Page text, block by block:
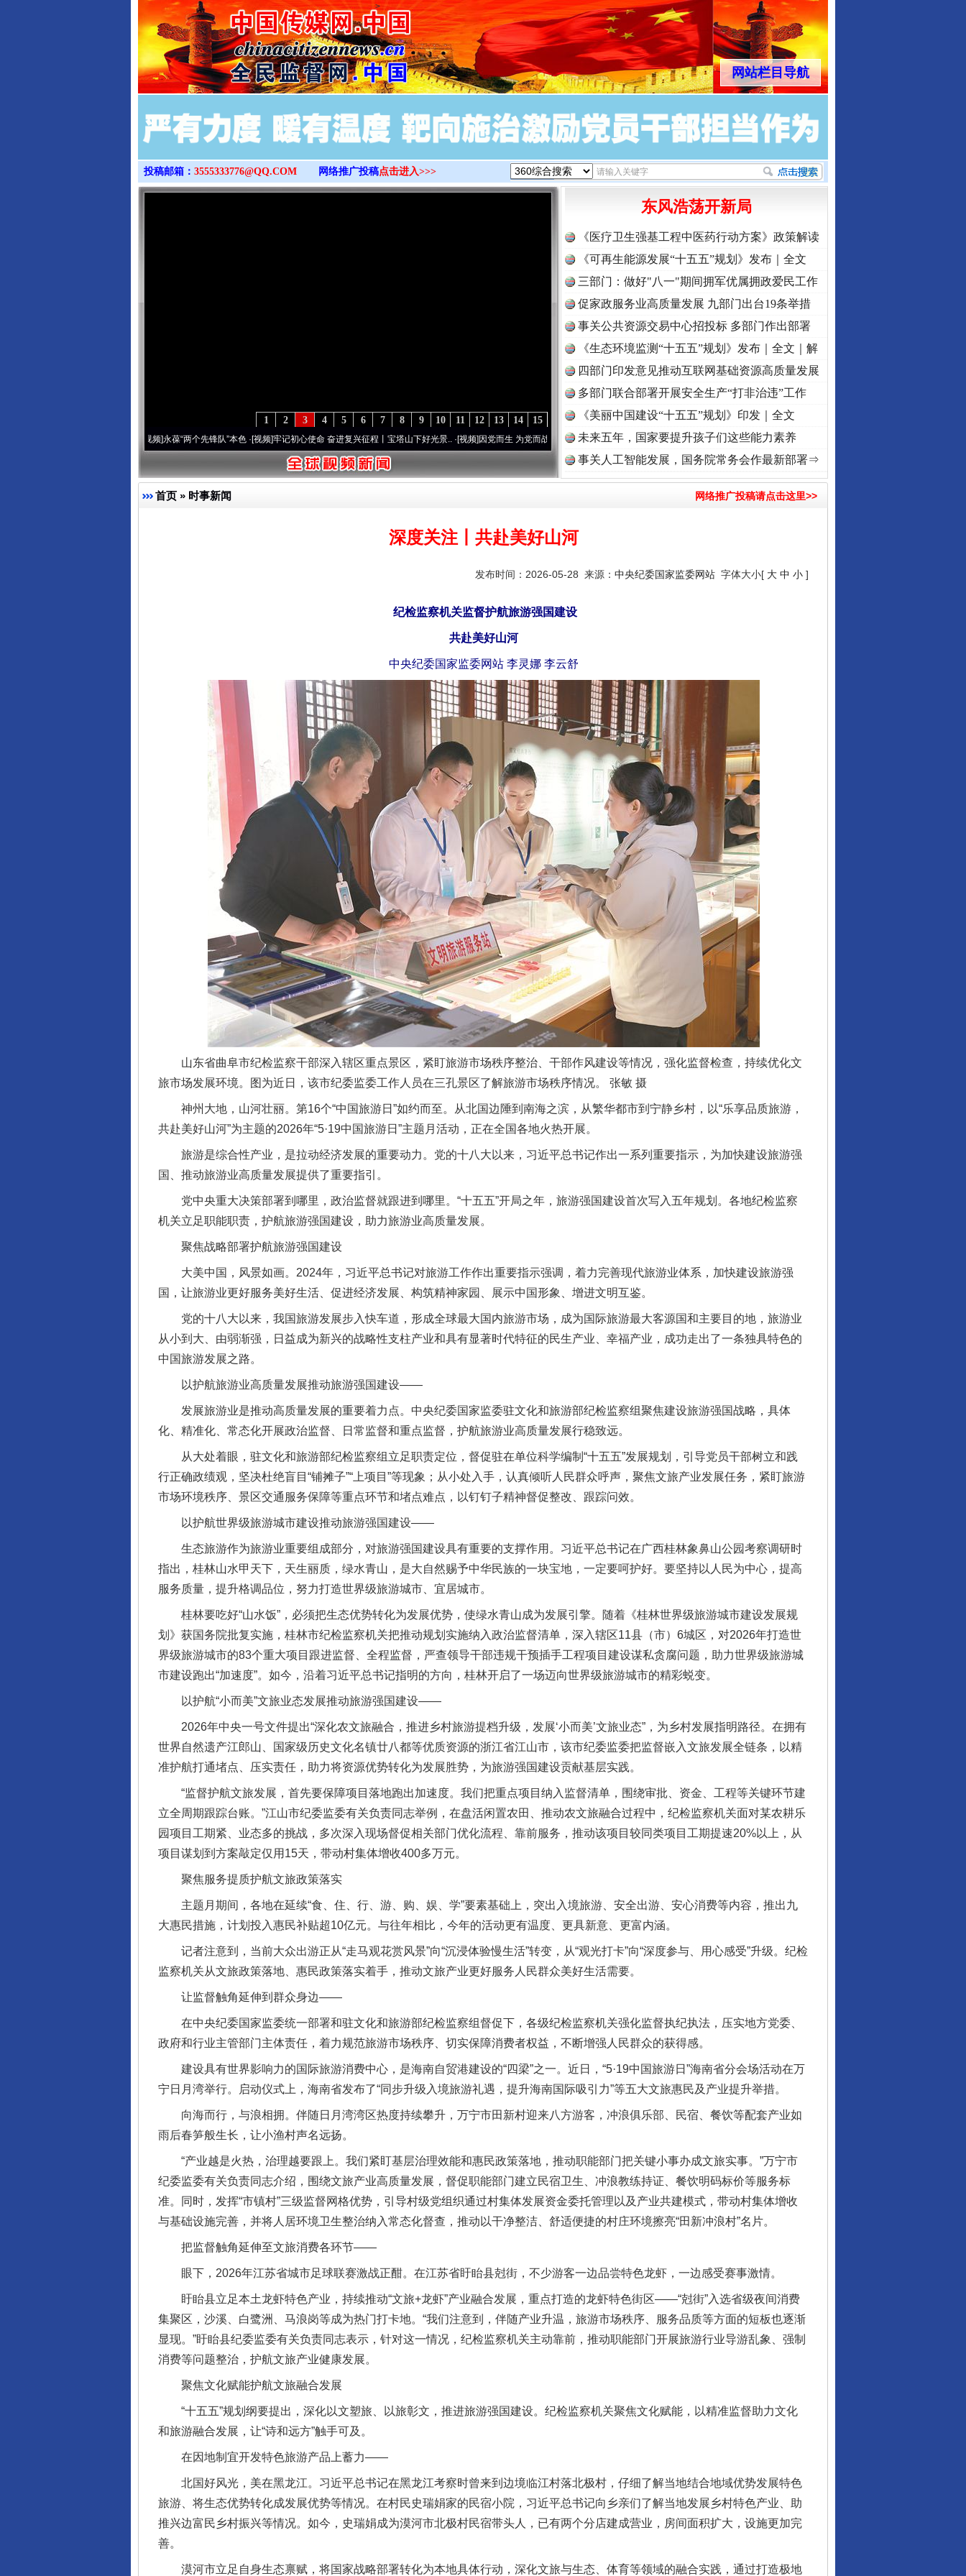
>
网站栏目导航
投稿邮箱： 3555333776@QQ.COM 网络推广投稿点击进入>>>
15
14
13
12
11
10
9
8
7
6
5
4
3
2
1
永葆“两个先锋队”本色·[视频]牢记初心使命 奋进复兴征程丨宝塔山下好光景..·[视频]因党而生 为党而战——百年“纪”事⑧加强纪律..·[视频] 牢记初心使命 奋进复兴征程丨“转折之城”激荡..
东风浩荡开新局
《医疗卫生强基工程中医药行动方案》政策解读
《可再生能源发展“十五五”规划》发布｜全文
三部门：做好"八一"期间拥军优属拥政爱民工作
促家政服务业高质量发展 九部门出台19条举措
事关公共资源交易中心招投标 多部门作出部署
《生态环境监测“十五五”规划》发布｜全文｜解
读
四部门印发意见推动互联网基础资源高质量发展
多部门联合部署开展安全生产“打非治违”工作
《美丽中国建设“十五五”规划》印发｜全文
未来五年，国家要提升孩子们这些能力素养
事关人工智能发展，国务院常务会作最新部署⇒
首页 » 时事新闻 网络推广投稿请点击这里>>
深度关注丨共赴美好山河
发布时间：2026-05-28 来源： 中央纪委国家监委网站 字体大小[ 大 中 小 ]
纪检监察机关监督护航旅游强国建设
共赴美好山河
中央纪委国家监委网站 李灵娜 李云舒
山东省曲阜市纪检监察干部深入辖区重点景区，紧盯旅游市场秩序整治、干部作风建设等情况，强化监督检查，持续优化文
旅市场发展环境。图为近日，该市纪委监委工作人员在三孔景区了解旅游市场秩序情况。 张敏 摄
神州大地，山河壮丽。第16个“中国旅游日”如约而至。从北国边陲到南海之滨，从繁华都市到宁静乡村，以“乐享品质旅游，
共赴美好山河”为主题的2026年“5·19中国旅游日”主题月活动，正在全国各地火热开展。
旅游是综合性产业，是拉动经济发展的重要动力。党的十八大以来，习近平总书记作出一系列重要指示，为加快建设旅游强
国、推动旅游业高质量发展提供了重要指引。
党中央重大决策部署到哪里，政治监督就跟进到哪里。“十五五”开局之年，旅游强国建设首次写入五年规划。各地纪检监察
机关立足职能职责，护航旅游强国建设，助力旅游业高质量发展。
聚焦战略部署护航旅游强国建设
大美中国，风景如画。2024年，习近平总书记对旅游工作作出重要指示强调，着力完善现代旅游业体系，加快建设旅游强
国，让旅游业更好服务美好生活、促进经济发展、构筑精神家园、展示中国形象、增进文明互鉴。
党的十八大以来，我国旅游发展步入快车道，形成全球最大国内旅游市场，成为国际旅游最大客源国和主要目的地，旅游业
从小到大、由弱渐强，日益成为新兴的战略性支柱产业和具有显著时代特征的民生产业、幸福产业，成功走出了一条独具特色的
中国旅游发展之路。
以护航旅游业高质量发展推动旅游强国建设——
发展旅游业是推动高质量发展的重要着力点。中央纪委国家监委驻文化和旅游部纪检监察组聚焦建设旅游强国战略，具体
化、精准化、常态化开展政治监督、日常监督和重点监督，护航旅游业高质量发展行稳致远。
从大处着眼，驻文化和旅游部纪检监察组立足职责定位，督促驻在单位科学编制“十五五”发展规划，引导党员干部树立和践
行正确政绩观，坚决杜绝盲目“铺摊子”“上项目”等现象；从小处入手，认真倾听人民群众呼声，聚焦文旅产业发展任务，紧盯旅游
市场环境秩序、景区交通服务保障等重点环节和堵点难点，以钉钉子精神督促整改、跟踪问效。
以护航世界级旅游城市建设推动旅游强国建设——
生态旅游作为旅游业重要组成部分，对旅游强国建设具有重要的支撑作用。习近平总书记在广西桂林象鼻山公园考察调研时
指出，桂林山水甲天下，天生丽质，绿水青山，是大自然赐予中华民族的一块宝地，一定要呵护好。要坚持以人民为中心，提高
服务质量，提升格调品位，努力打造世界级旅游城市、宜居城市。
桂林要吃好“山水饭”，必须把生态优势转化为发展优势，使绿水青山成为发展引擎。随着《桂林世界级旅游城市建设发展规
划》获国务院批复实施，桂林市纪检监察机关把推动规划实施纳入政治监督清单，深入辖区11县（市）6城区，对2026年打造世
界级旅游城市的83个重大项目跟进监督、全程监督，严查领导干部违规干预插手工程项目建设谋私贪腐问题，助力世界级旅游城
市建设跑出“加速度”。如今，沿着习近平总书记指明的方向，桂林开启了一场迈向世界级旅游城市的精彩蜕变。
以护航“小而美”文旅业态发展推动旅游强国建设——
2026年中央一号文件提出“深化农文旅融合，推进乡村旅游提档升级，发展‘小而美’文旅业态”，为乡村发展指明路径。在拥有
世界自然遗产江郎山、国家级历史文化名镇廿八都等优质资源的浙江省江山市，该市纪委监委把监督嵌入文旅发展全链条，以精
准护航打通堵点、压实责任，助力将资源优势转化为发展胜势，为旅游强国建设贡献基层实践。
“监督护航文旅发展，首先要保障项目落地跑出加速度。我们把重点项目纳入监督清单，围绕审批、资金、工程等关键环节建
立全周期跟踪台账。”江山市纪委监委有关负责同志举例，在盘活闲置农田、推动农文旅融合过程中，纪检监察机关面对某农耕乐
园项目工期紧、业态多的挑战，多次深入现场督促相关部门优化流程、靠前服务，推动该项目较同类项目工期提速20%以上，从
项目谋划到方案敲定仅用15天，带动村集体增收400多万元。
聚焦服务提质护航文旅政策落实
主题月期间，各地在延续“食、住、行、游、购、娱、学”要素基础上，突出入境旅游、安全出游、安心消费等内容，推出九
大惠民措施，计划投入惠民补贴超10亿元。与往年相比，今年的活动更有温度、更具新意、更富内涵。
记者注意到，当前大众出游正从“走马观花赏风景”向“沉浸体验慢生活”转变，从“观光打卡”向“深度参与、用心感受”升级。纪检
监察机关从文旅政策落地、惠民政策落实着手，推动文旅产业更好服务人民群众美好生活需要。
让监督触角延伸到群众身边——
在中央纪委国家监委统一部署和驻文化和旅游部纪检监察组督促下，各级纪检监察机关强化监督执纪执法，压实地方党委、
政府和行业主管部门主体责任，着力规范旅游市场秩序、切实保障消费者权益，不断增强人民群众的获得感。
建设具有世界影响力的国际旅游消费中心，是海南自贸港建设的“四梁”之一。近日，“5·19中国旅游日”海南省分会场活动在万
宁日月湾举行。启动仪式上，海南省发布了“同步升级入境旅游礼遇，提升海南国际吸引力”等五大文旅惠民及产业提升举措。
向海而行，与浪相拥。伴随日月湾湾区热度持续攀升，万宁市田新村迎来八方游客，冲浪俱乐部、民宿、餐饮等配套产业如
雨后春笋般生长，让小渔村声名远扬。
“产业越是火热，治理越要跟上。我们紧盯基层治理效能和惠民政策落地，推动职能部门把关键小事办成文旅实事。”万宁市
纪委监委有关负责同志介绍，围绕文旅产业高质量发展，督促职能部门建立民宿卫生、冲浪教练持证、餐饮明码标价等服务标
准。同时，发挥“市镇村”三级监督网格优势，引导村级党组织通过村集体发展资金委托管理以及产业共建模式，带动村集体增收
与基础设施完善，并将人居环境卫生整治纳入常态化督查，推动以干净整洁、舒适便捷的村庄环境擦亮“田新冲浪村”名片。
把监督触角延伸至文旅消费各环节——
眼下，2026年江苏省城市足球联赛激战正酣。在江苏省盱眙县尅街，不少游客一边品尝特色龙虾，一边感受赛事激情。
盱眙县立足本土龙虾特色产业，持续推动“文旅+龙虾”产业融合发展，重点打造的龙虾特色街区——“尅街”入选省级夜间消费
集聚区，沙溪、白鹭洲、马浪岗等成为热门打卡地。“我们注意到，伴随产业升温，旅游市场秩序、服务品质等方面的短板也逐渐
显现。”盱眙县纪委监委有关负责同志表示，针对这一情况，纪检监察机关主动靠前，推动职能部门开展旅游行业导游乱象、强制
消费等问题整治，护航文旅产业健康发展。
聚焦文化赋能护航文旅融合发展
“十五五”规划纲要提出，深化以文塑旅、以旅彰文，推进旅游强国建设。纪检监察机关聚焦文化赋能，以精准监督助力文化
和旅游融合发展，让“诗和远方”触手可及。
在因地制宜开发特色旅游产品上蓄力——
北国好风光，美在黑龙江。习近平总书记在黑龙江考察时曾来到边境临江村落北极村，仔细了解当地结合地域优势发展特色
旅游、将生态优势转化成发展优势等情况。在村民史瑞娟家的民宿小院，习近平总书记向乡亲们了解当地发展乡村特色产业、助
推兴边富民乡村振兴等情况。如今，史瑞娟成为漠河市北极村民宿带头人，已有两个分店建成营业，房间面积扩大，设施更加完
善。
漠河市立足自身生态禀赋，将国家战略部署转化为本地具体行动，深化文旅与生态、体育等领域的融合实践，通过打造极地